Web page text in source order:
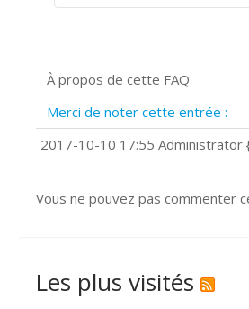
Prise de vue 360°
?
Comment installer
À propos de cette FAQ
Merci de noter cette entrée :
2017-10-10 17:55 Administrator
Vous ne pouvez pas commenter
Les plus visités